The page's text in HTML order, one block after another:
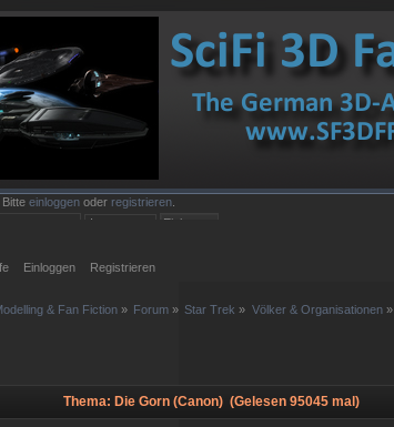
. Bitteeinloggen oder registrieren
Einloggen Registrieren
& Fan Fiction» Forum » Star Trek » Völker & Organisationen»
Thema: Die Gorn (Canon) (Gelesen 95045 mal)